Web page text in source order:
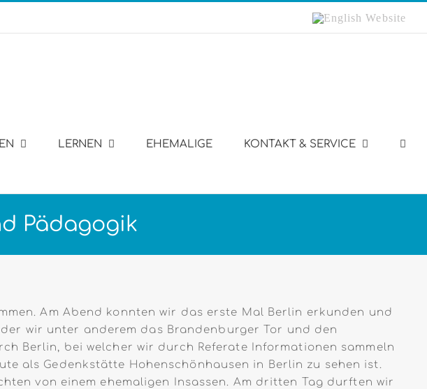
English
LERNEN EHEMALIGE KONTAKT & SERVICE
Pädagogik
Am Abend konnten wir das erste Mal Berlin erkunden und
wir unter anderem das Brandenburger Tor und den
Berlin, bei welcher wir durch Referate Informationen sammeln
als Gedenkstätte Hohenschönhausen in Berlin zu sehen ist.
von einem ehemaligen Insassen. Am dritten Tag durften wir